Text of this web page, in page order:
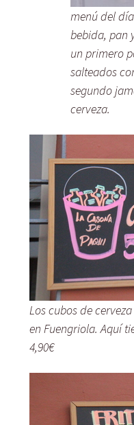
menú del
bebida, pan
un primero
salteados
segundo
cerveza.
Los cubos de
en Fuengriola. Aquí
4,90€